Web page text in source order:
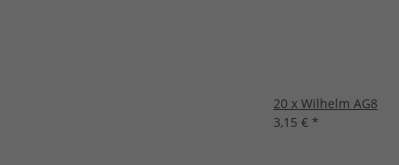
20 x Wilhelm AG8
3,15 € *